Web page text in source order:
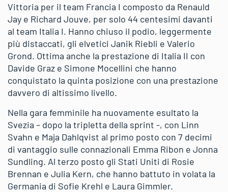
Vittoria per il team Francia I composto da Renauld
Jay e Richard Jouve, per solo 44 centesimi davanti
al team Italia I. Hanno chiuso il podio, leggermente
più distaccati, gli elvetici Janik Riebli e Valerio
Grond. Ottima anche la prestazione di Italia II con
Davide Graz e Simone Mocellini che hanno
conquistato la quinta posizione con una prestazione
davvero di altissimo livello.
Nella gara femminile ha nuovamente esultato la
Svezia – dopo la tripletta della sprint -, con Linn
Svahn e Maja Dahlqvist al primo posto con 7 decimi
di vantaggio sulle connazionali Emma Ribon e Jonna
Sundling. Al terzo posto gli Stati Uniti di Rosie
Brennan e Julia Kern, che hanno battuto in volata la
Germania di Sofie Krehl e Laura Gimmler.